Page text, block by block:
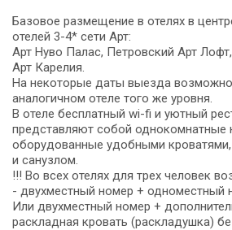
Базовое размещение в отелях в
отелей 3-4* сети Арт:
Арт Нуво Палас, Петровский Арт
Арт Карелия.
На некоторые даты выезда
аналогичном отеле того же уровня.
В отеле бесплатный wi-fi и уютный
представляют собой однокомнатные
оборудованные удобными
и санузлом.
!!! Во всех отелях для трех человек
- двухместный номер + одноместный
Или двухместный номер +
раскладная кровать (раскладушка)